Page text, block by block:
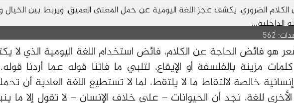
الضروري، يكشف عجز اللغة اليومية عن حمل المعنى العميق، ويربط بين الخيال
الداخلية...
562
هو فائض الحاجة عن الكلام، فائض استخدام اللغة اليومية الذي لا
مزينة بالفلسفة أو الإيقاع، لتلبي ما فاتنا قوله عما أردنا
خالصة لالتقاط ما لا يلتقط، لما لا تستطيع اللغة العادية أن
للغة، نجد أن الحيوانات – على خلاف الإنسان – لا تقول إلا ما